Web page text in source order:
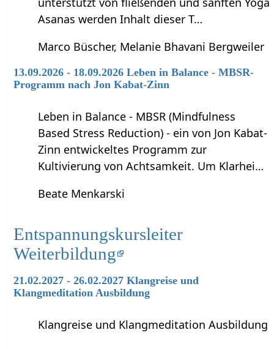
Asanas werden Inhalt dieser T…
Marco Büscher, Melanie Bhavani Bergweiler
13.09.2026 - 18.09.2026 Leben in Balance - MBSR-
Programm nach Jon Kabat-Zinn
Leben in Balance - MBSR (Mindfulness
Based Stress Reduction) - ein von Jon Kabat-
Zinn entwickeltes Programm zur
Kultivierung von Achtsamkeit. Um Klarhei…
Beate Menkarski
Entspannungskursleiter
Weiterbildung
21.02.2027 - 26.02.2027 Klangreise und
Klangmeditation Ausbildung
Klangreise und Klangmeditation Ausbildung